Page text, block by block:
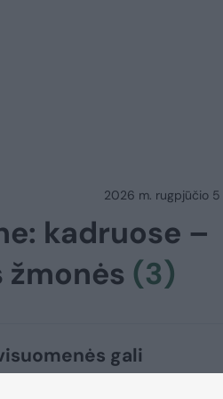
2026 m. rugpjūčio 5
kadruose –
(3)
gali